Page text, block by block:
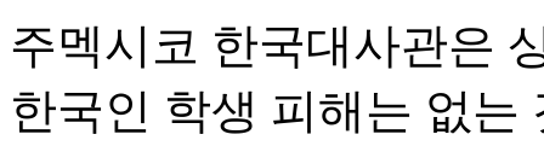
주멕시코 한국대사관은
한국인 학생 피해는 없